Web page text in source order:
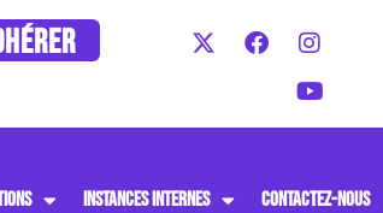
INSTANCES INTERNES CONTACTEZ-NOUS